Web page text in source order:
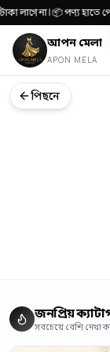
লাগে না | 📦 পণ্য হাতে
আপন মেলা
APON MELA
পিছনে
জনপ্রিয়
সবচেয়ে বেশি দেখা